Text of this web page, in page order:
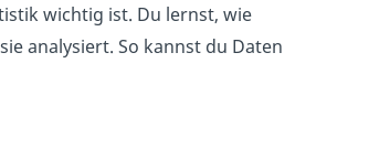
wichtig ist. Du lernst, wie
analysiert. So kannst du Daten